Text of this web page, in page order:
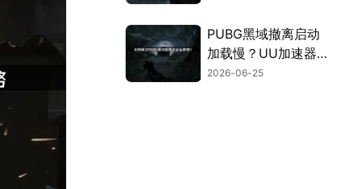
PUBG黑域撤离启动
加载慢？UU加速器
助你快速撤离！
2026-06-25